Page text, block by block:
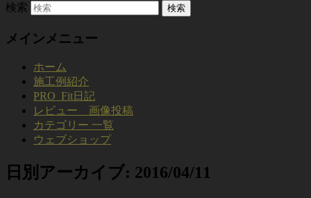
検索
メインメニュー
ホーム
施工例紹介
PRO_Fit日記
レビュー 画像投稿
カテゴリー 一覧
ウェブショップ
日別アーカイブ: 2016/04/11